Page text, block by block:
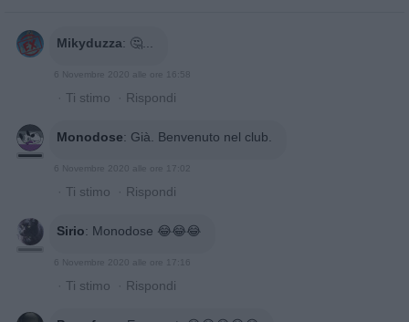
Mikyduzza: 🤔...
6 Novembre 2020 alle ore 16:58
· Ti stimo · Rispondi
Monodose: Già. Benvenuto nel club.
6 Novembre 2020 alle ore 17:02
· Ti stimo · Rispondi
Sirio: Monodose 😂😂😂
6 Novembre 2020 alle ore 17:16
· Ti stimo · Rispondi